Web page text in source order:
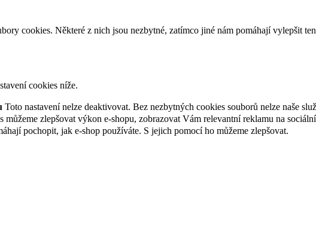
cookies. Některé z nich jsou nezbytné, zatímco jiné nám pomáhají vylepšit
cookies níže.
Toto nastavení nelze deaktivovat. Bez nezbytných cookies souborů nelze naše
můžeme zlepšovat výkon e-shopu, zobrazovat Vám relevantní reklamu na
pochopit, jak e-shop používáte. S jejich pomocí ho můžeme zlepšovat.